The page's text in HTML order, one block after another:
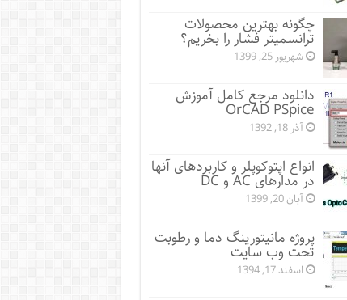
چگونه بهترین محصولات
ترانسمیتر فشار را بخریم؟
شهریور 25, 1399
دانلود مرجع کامل آموزش
OrCAD PSpice
آذر 18, 1392
انواع اپتوکوپلر و کاربردهای آنها
در مدارهای AC و DC
آبان 20, 1399
پروژه مانيتورينگ دما و رطوبت
تحت وب سایت
اسفند 17, 1394